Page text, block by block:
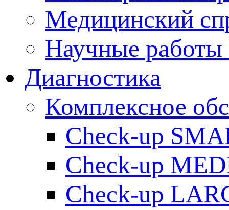
Медицинский
Научные работы
Диагностика
Комплексное
Check-up
Check-up
Check-up